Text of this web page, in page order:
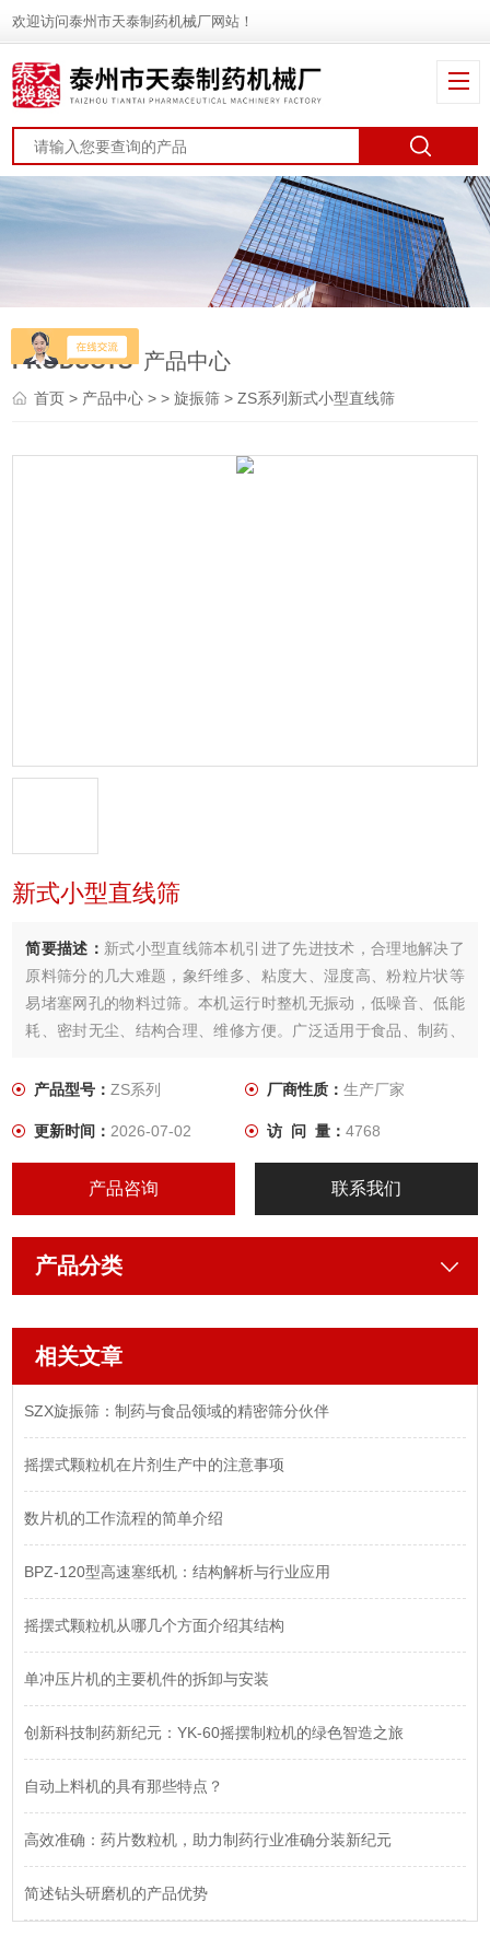
欢迎访问泰州市天泰制药机械厂网站！
PRODUCTS 产品中心
首页> 产品中心 > >旋振筛 > ZS系列新式小型直线筛
新式小型直线筛
简要描述： 新式小型直线筛本机引进了先进技术，合理地解决了
原料筛分的几大难题，象纤维多、粘度大、湿度高、粉粒片状等
易堵塞网孔的物料过筛。本机运行时整机无振动，低噪音、低能
耗、密封无尘、结构合理、维修方便。广泛适用于食品、制药、
产品型号：ZS系列 厂商性质： 生产厂家
更新时间：2026-07-02 访 问 量： 4768
产品咨询 联系我们
产品分类
相关文章
SZX旋振筛：制药与食品领域的精密筛分伙伴
摇摆式颗粒机在片剂生产中的注意事项
数片机的工作流程的简单介绍
BPZ-120型高速塞纸机：结构解析与行业应用
摇摆式颗粒机从哪几个方面介绍其结构
单冲压片机的主要机件的拆卸与安装
创新科技制药新纪元：YK-60摇摆制粒机的绿色智造之旅
自动上料机的具有那些特点？
高效准确：药片数粒机，助力制药行业准确分装新纪元
简述钻头研磨机的产品优势